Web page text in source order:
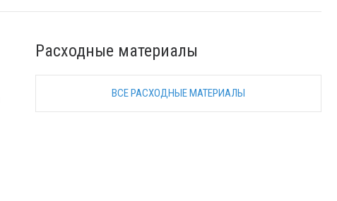
Расходные материалы
ВСЕ РАСХОДНЫЕ МАТЕРИАЛЫ